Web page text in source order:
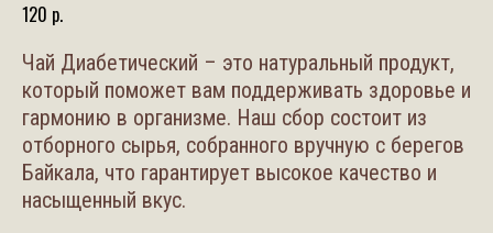
120 р.
Чай Диабетический – это натуральный продукт,
который поможет вам поддерживать здоровье и
гармонию в организме. Наш сбор состоит из
отборного сырья, собранного вручную с берегов
Байкала, что гарантирует высокое качество и
насыщенный вкус.